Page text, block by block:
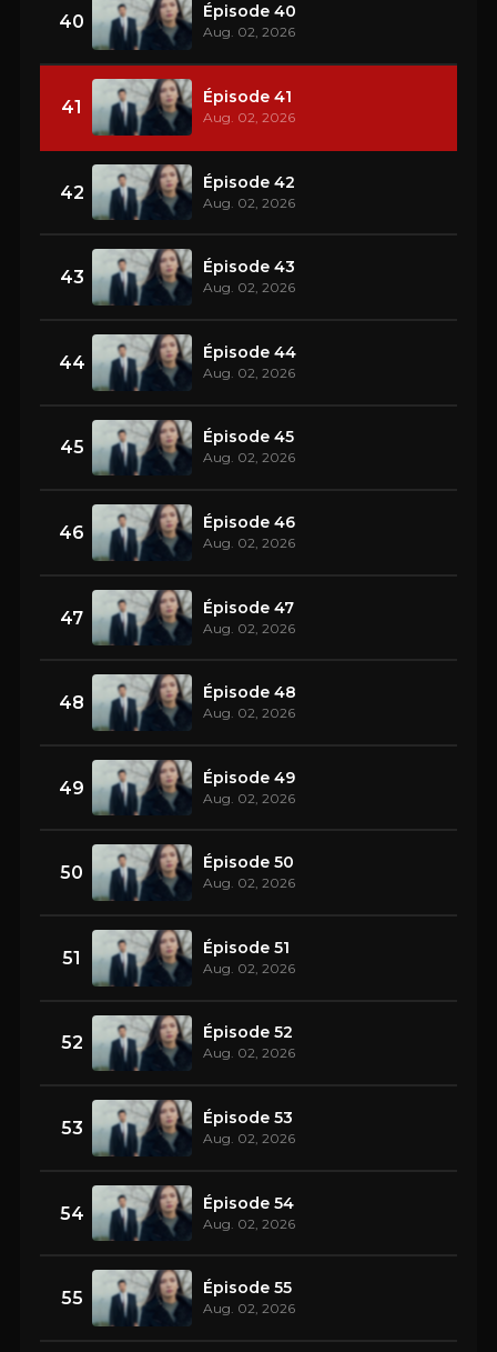
40 Épisode 40
Aug. 02, 2026
41 Épisode 41
Aug. 02, 2026
42 Épisode 42
Aug. 02, 2026
43 Épisode 43
Aug. 02, 2026
44 Épisode 44
Aug. 02, 2026
45 Épisode 45
Aug. 02, 2026
46 Épisode 46
Aug. 02, 2026
47 Épisode 47
Aug. 02, 2026
48 Épisode 48
Aug. 02, 2026
49 Épisode 49
Aug. 02, 2026
50 Épisode 50
Aug. 02, 2026
51 Épisode 51
Aug. 02, 2026
52 Épisode 52
Aug. 02, 2026
53 Épisode 53
Aug. 02, 2026
54 Épisode 54
Aug. 02, 2026
55 Épisode 55
Aug. 02, 2026